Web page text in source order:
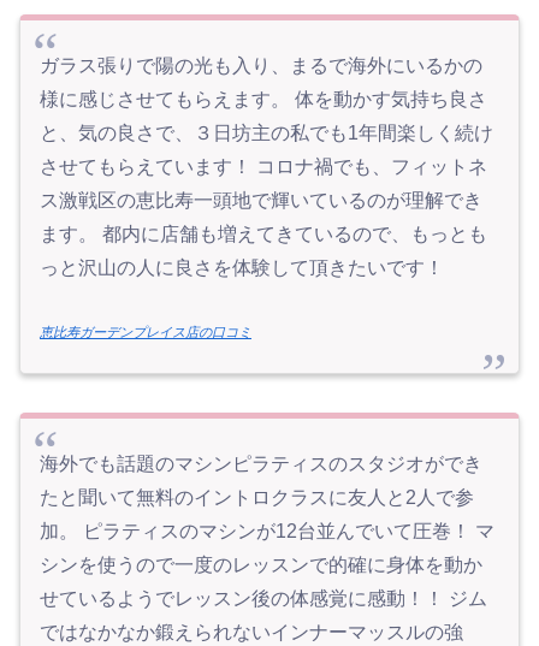
ガラス張りで陽の光も入り、まるで海外にいるかの
様に感じさせてもらえます。 体を動かす気持ち良さ
と、気の良さで、３日坊主の私でも1年間楽しく続け
させてもらえています！ コロナ禍でも、フィットネ
ス激戦区の恵比寿一頭地で輝いているのが理解でき
ます。 都内に店舗も増えてきているので、もっとも
っと沢山の人に良さを体験して頂きたいです！
恵比寿ガーデンプレイス店の口コミ
海外でも話題のマシンピラティスのスタジオができ
たと聞いて無料のイントロクラスに友人と2人で参
加。 ピラティスのマシンが12台並んでいて圧巻！ マ
シンを使うので一度のレッスンで的確に身体を動か
せているようでレッスン後の体感覚に感動！！ ジム
ではなかなか鍛えられないインナーマッスルの強